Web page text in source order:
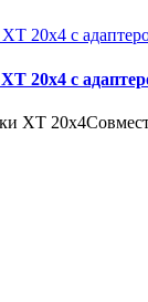
20x4 с
XT